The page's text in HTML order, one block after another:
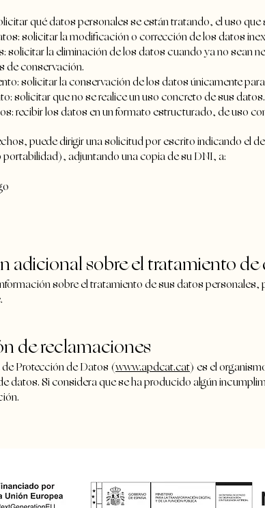
qué datos personales se están tratando, el uso que
solicitar la modificación o corrección de los datos
solicitar la eliminación de los datos cuando ya no sean
de conservación.
solicitar la conservación de los datos únicamente
solicitar que no se realice un uso concreto de sus datos.
recibir los datos en un formato estructurado, de uso
puede dirigir una solicitud por escrito indicando el
adjuntando una copia de su DNI, a:
adicional sobre el tratamiento de
sobre el tratamiento de sus datos
de reclamaciones
Protección de Datos (www.apdcat.cat) es el
datos. Si considera que se ha producido algún